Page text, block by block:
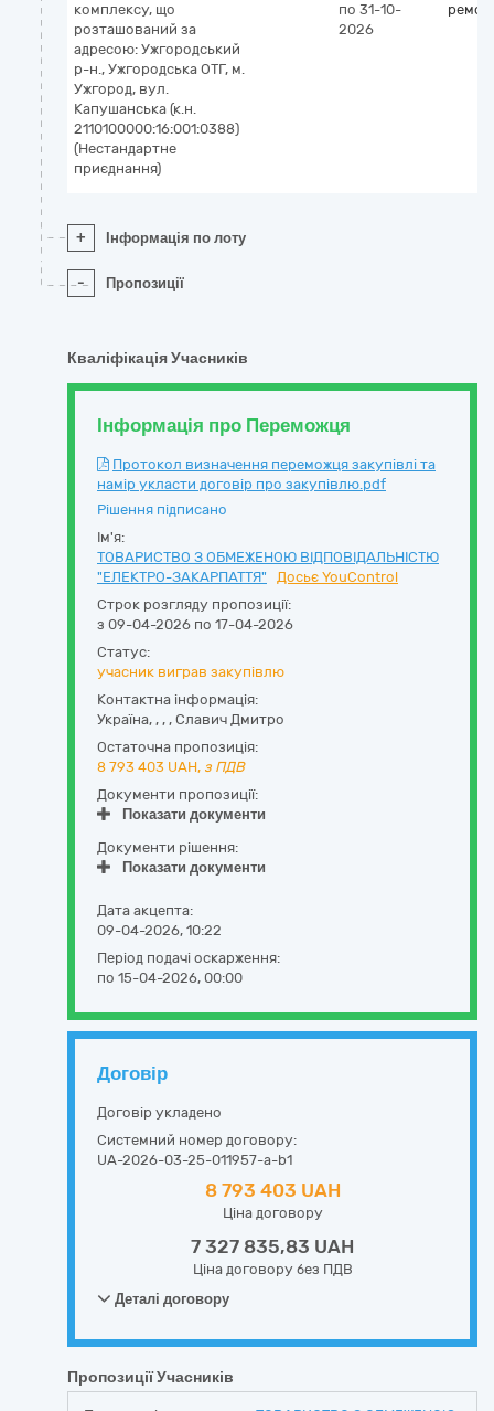
комплексу, що
розташований за
адресою: Ужгородський
р-н., Ужгородська ОТГ, м.
Ужгород, вул.
Капушанська (к.н.
2110100000:16:001:0388)
(Нестандартне
приєднання)
по 31-10-
2026
+ Інформація по лоту
- Пропозиції
Кваліфікація Учасників
Інформація про Переможця
Протокол визначення переможця закупівлі та
намір укласти договір про закупівлю.pdf
Рішення підписано
Ім'я:
ТОВАРИСТВО З ОБМЕЖЕНОЮ ВІДПОВІДАЛЬНІСТЮ
"ЕЛЕКТРО-ЗАКАРПАТТЯ"
Досьє YouControl
Строк розгляду пропозиції:
з 09-04-2026 по 17-04-2026
Статус:
учасник виграв закупівлю
Контактна інформація:
Україна, , , , Славич Дмитро
Остаточна пропозиція:
8 793 403 UAH, з ПДВ
Документи пропозиції:
Показати документи
Документи рішення:
Показати документи
Дата акцепта:
09-04-2026, 10:22
Період подачі оскарження:
по 15-04-2026, 00:00
Договір
Договір укладено
Системний номер договору:
UA-2026-03-25-011957-a-b1
8 793 403 UAH
Ціна договору
7 327 835,83 UAH
Ціна договору без ПДВ
Деталі договору
Пропозиції Учасників